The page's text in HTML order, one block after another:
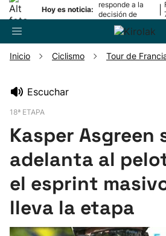
Hoy es noticia:
responde a la
decisión de
Oriamendi
Pelota
Remo
Inicio Ciclismo Tour de
Escuchar
18ª ETAPA
Kasper Asgreen
adelanta al
el esprint
lleva la etapa